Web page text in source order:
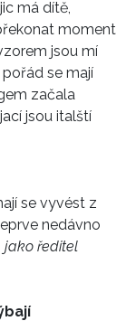
má dítě,
moment
jsou mí
se mají
začala
jsou italští
se vyvést z
nedávno
jako ředitel